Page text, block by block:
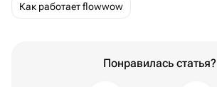
как работает flowwow
Понравилась статья?